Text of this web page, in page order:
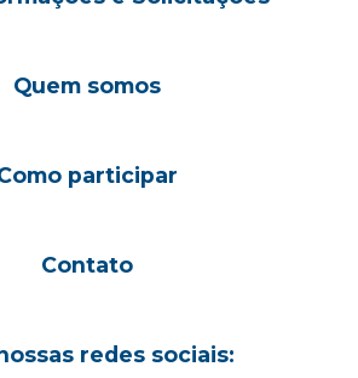
Quem somos
participar
Contato
redes sociais: